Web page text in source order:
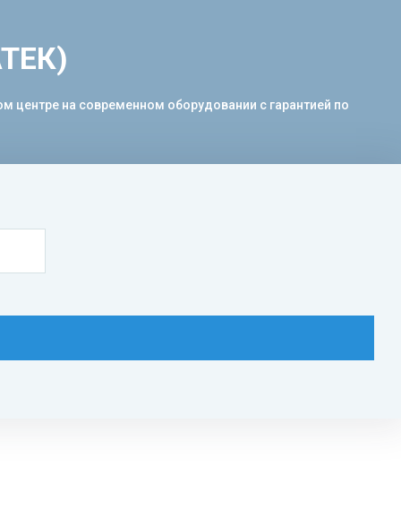
центре на современном оборудовании с гарантией по